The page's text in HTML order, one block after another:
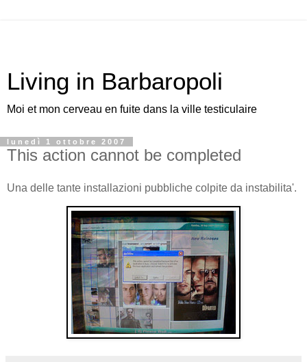
Living in Barbaropoli
Moi et mon cerveau en fuite dans la ville testiculaire
lunedì 1 ottobre 2007
This action cannot be completed
Una delle tante installazioni pubbliche colpite da instabilita'.